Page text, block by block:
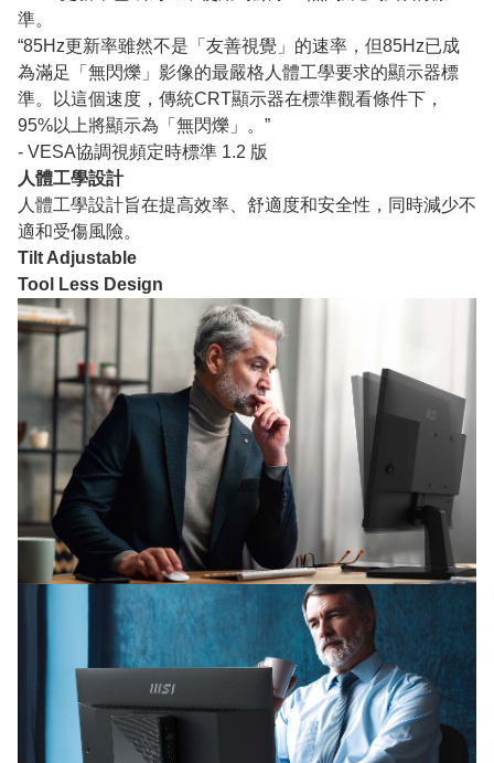
準。
“85Hz更新率雖然不是「友善視覺」的速率，但85Hz已成
為滿足「無閃爍」影像的最嚴格人體工學要求的顯示器標
準。以這個速度，傳統CRT顯示器在標準觀看條件下，
95%以上將顯示為「無閃爍」。”
- VESA協調視頻定時標準 1.2 版
人體工學設計
人體工學設計旨在提高效率、舒適度和安全性，同時減少不
適和受傷風險。
Tilt Adjustable
Tool Less Design